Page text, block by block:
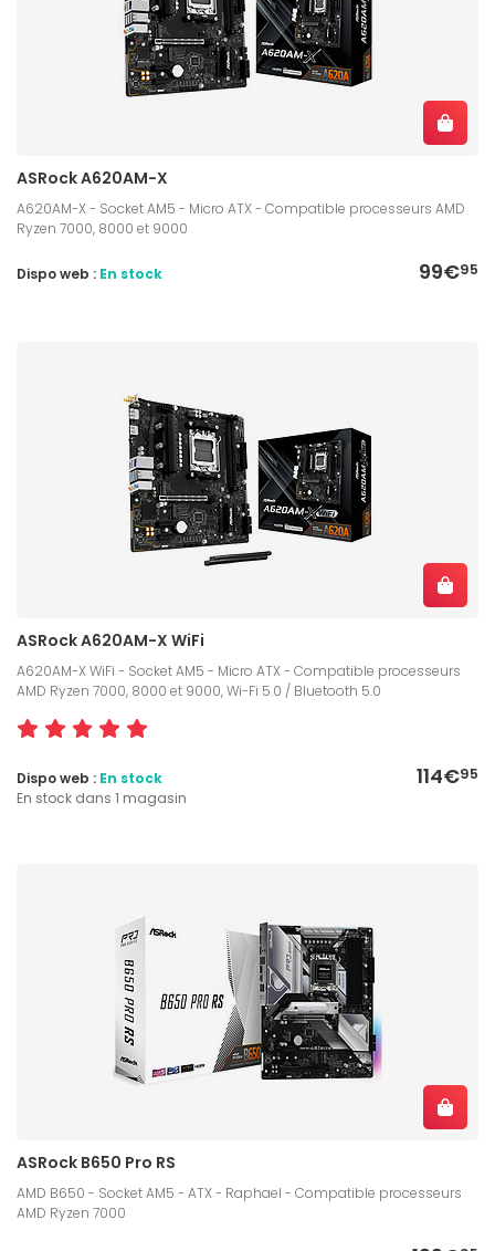
ASRock A620AM-X
A620AM-X - Socket AM5 - Micro ATX - Compatible processeurs AMD
Ryzen 7000, 8000 et 9000
99€95
Dispo web : En stock
ASRock A620AM-X WiFi
A620AM-X WiFi - Socket AM5 - Micro ATX - Compatible processeurs
AMD Ryzen 7000, 8000 et 9000, Wi-Fi 5.0 / Bluetooth 5.0
114€95
Dispo web : En stock
En stock dans 1 magasin
ASRock B650 Pro RS
AMD B650 - Socket AM5 - ATX - Raphael - Compatible processeurs
AMD Ryzen 7000